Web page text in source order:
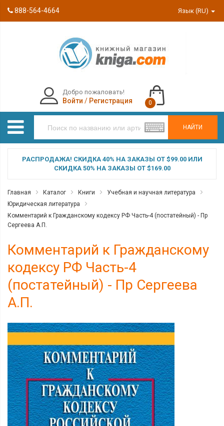
888-564-4664 Язык (RU)
НАЙТИ
Добро пожаловать!
Войти / Регистрация 0
РАСПРОДАЖА! СКИДКА 40% НА ЗАКАЗЫ ОТ $99.00 ИЛИ
СКИДКА 50% НА ЗАКАЗЫ ОТ $169.00
Главная Каталог Книги
Учебная и научная литература
Юридическая литература
Комментарий к Гражданскому кодексу РФ Часть-4 (постатейный) - Пр
Сергеева А.П.
Комментарий к Гражданскому
кодексу РФ Часть-4
(постатейный) - Пр Сергеева
А.П.